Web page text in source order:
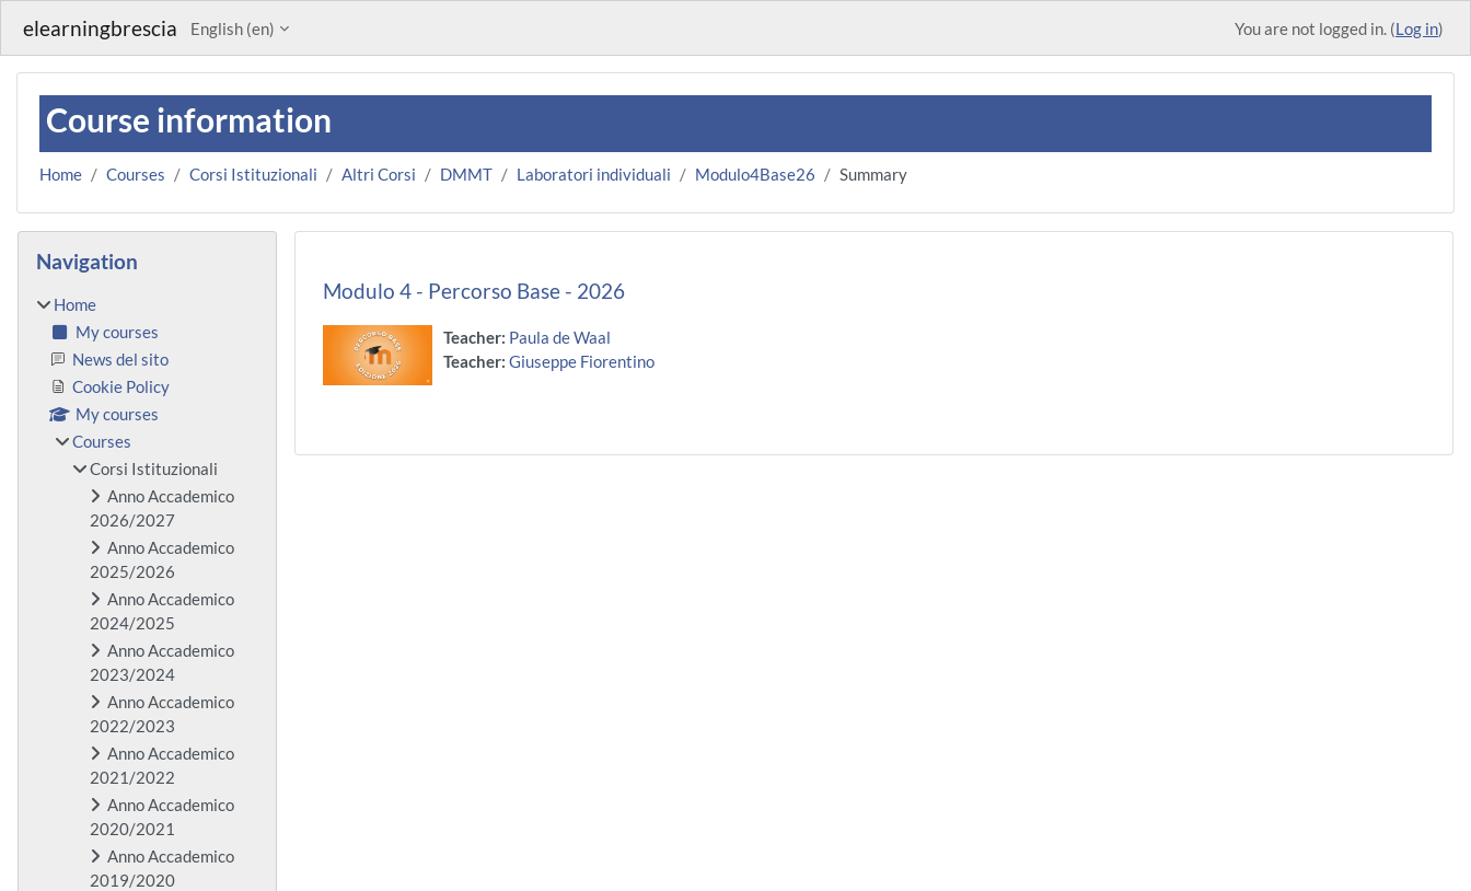
elearningbrescia English ‎(en)‎ You are not logged in. (Log in)
Course information
Home Courses Corsi Istituzionali Altri Corsi DMMT Laboratori individuali Modulo4Base26 Summary
Modulo 4 - Percorso Base - 2026
Teacher: Paula de Waal
Teacher: Giuseppe Fiorentino
Blocks
Navigation
Home
My courses
News del sito
Cookie Policy
My courses
Courses
Corsi Istituzionali
Anno Accademico
2026/2027
Anno Accademico
2025/2026
Anno Accademico
2024/2025
Anno Accademico
2023/2024
Anno Accademico
2022/2023
Anno Accademico
2021/2022
Anno Accademico
2020/2021
Anno Accademico
2019/2020